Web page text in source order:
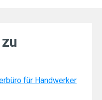
für Handwerker